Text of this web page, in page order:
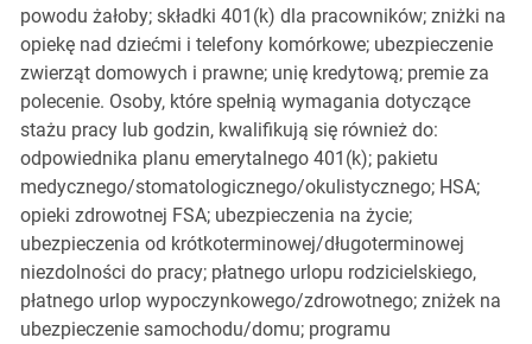
powodu żałoby; składki 401(k) dla pracowników; zniżki na
opiekę nad dziećmi i telefony komórkowe; ubezpieczenie
zwierząt domowych i prawne; unię kredytową; premie za
polecenie. Osoby, które spełnią wymagania dotyczące
stażu pracy lub godzin, kwalifikują się również do:
odpowiednika planu emerytalnego 401(k); pakietu
medycznego/stomatologicznego/okulistycznego; HSA;
opieki zdrowotnej FSA; ubezpieczenia na życie;
ubezpieczenia od krótkoterminowej/długoterminowej
niezdolności do pracy; płatnego urlopu rodzicielskiego,
płatnego urlop wypoczynkowego/zdrowotnego; zniżek na
ubezpieczenie samochodu/domu; programu